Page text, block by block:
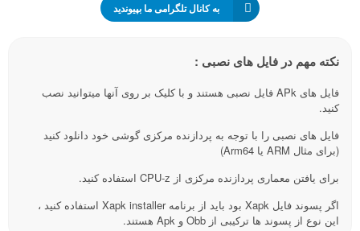
به کانال تلگرامی ما بپیوندید
نکته مهم در فایل های نصبی :
فایل های APk فایل نصبی هستند و با کلیک بر روی آنها میتوانید نصب
کنید.
فایل های نصبی را با توجه به پردازنده مرکزی گوشی خود دانلود کنید
(برای مثال ARM یا Arm64)
برای یافتن معماری پردازنده مرکزی از CPU-z استفاده کنید.
اگر پسوند فایل Xapk بود باید از برنامه Xapk installer استفاده کنید ،
این نوع از پسوند ها ترکیبی از Obb و Apk هستند.